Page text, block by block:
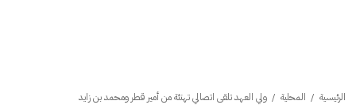
الرئيسية / المحلية / ولي العهد تلقى اتصالي تهنئة من أمير قطر ومحمد بن زايد